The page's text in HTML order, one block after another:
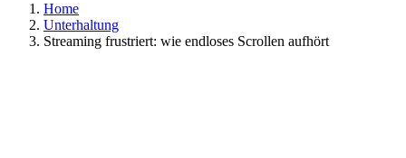
Home
Unterhaltung
Streaming frustriert: wie endloses Scrollen aufhört